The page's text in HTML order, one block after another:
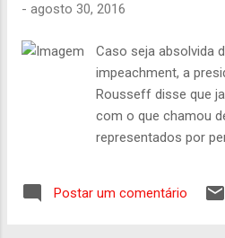
sua saída da
natureza. Iniciado
confronto entre
e defesa
técnicos o
dos adversários
Dilma no Senado,
- agosto 30, 2016
Caso seja absolvida
impeachment, a
Rousseff disse que
com o que chamou
representados por
de PMDB do mal. E
Postar um comentário